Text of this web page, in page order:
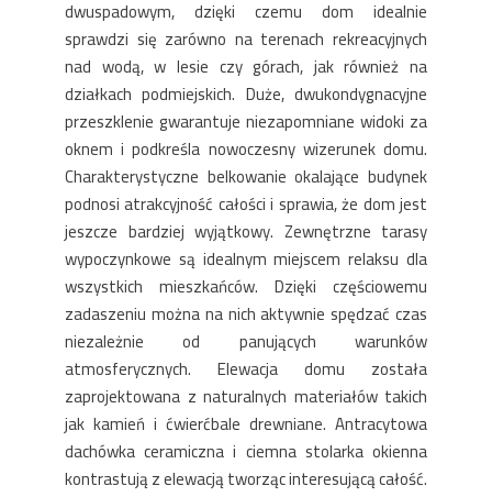
dwuspadowym, dzięki czemu dom idealnie
sprawdzi się zarówno na terenach rekreacyjnych
nad wodą, w lesie czy górach, jak również na
działkach podmiejskich. Duże, dwukondygnacyjne
przeszklenie gwarantuje niezapomniane widoki za
oknem i podkreśla nowoczesny wizerunek domu.
Charakterystyczne belkowanie okalające budynek
podnosi atrakcyjność całości i sprawia, że dom jest
jeszcze bardziej wyjątkowy. Zewnętrzne tarasy
wypoczynkowe są idealnym miejscem relaksu dla
wszystkich mieszkańców. Dzięki częściowemu
zadaszeniu można na nich aktywnie spędzać czas
niezależnie od panujących warunków
atmosferycznych. Elewacja domu została
zaprojektowana z naturalnych materiałów takich
jak kamień i ćwierćbale drewniane. Antracytowa
dachówka ceramiczna i ciemna stolarka okienna
kontrastują z elewacją tworząc interesującą całość.